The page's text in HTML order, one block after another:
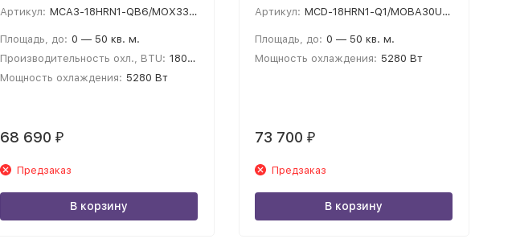
Артикул: MCA3-18HRN1-QB6/MOX330U-18HN1-QB6/T-MBQ4-03E
Площадь, до: 0 — 50 кв. м.
Производительность охл., BTU: 18000
Мощность охлаждения: 5280 Вт
68 690 ₽
Предзаказ
В корзину
Артикул: MCD-18HRN1-Q1/MOBA30U-18HN1-Q/-40
Площадь, до: 0 — 50 кв. м.
Мощность охлаждения: 5280 Вт
73 700 ₽
Предзаказ
В корзину